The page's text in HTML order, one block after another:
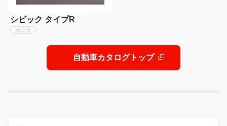
シビック タイプR
ホンダ
自動車カタログトップ